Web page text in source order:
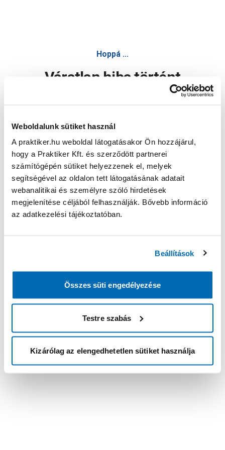
Weboldalunk sütiket használ
A praktiker.hu weboldal látogatásakor Ön hozzájárul,
hogy a Praktiker Kft. és szerződött partnerei
számítógépén sütiket helyezzenek el, melyek
segítségével az oldalon tett látogatásának adatait
webanalitikai és személyre szóló hirdetések
megjelenítése céljából felhasználják. Bővebb információ
az adatkezelési tájékoztatóban.
Beállítások
Összes süti engedélyezése
Testre szabás
Kizárólag az elengedhetetlen sütiket használja
Hoppá ...
Váratlan hiba történt
Oldal újratöltése